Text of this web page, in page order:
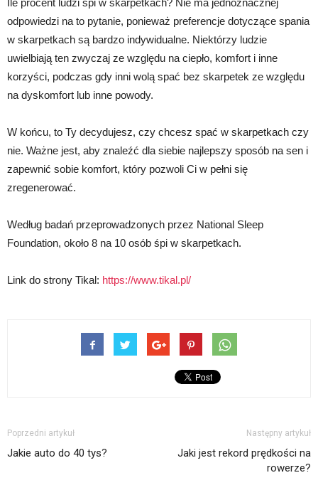
Ile procent ludzi śpi w skarpetkach? Nie ma jednoznacznej
odpowiedzi na to pytanie, ponieważ preferencje dotyczące spania
w skarpetkach są bardzo indywidualne. Niektórzy ludzie
uwielbiają ten zwyczaj ze względu na ciepło, komfort i inne
korzyści, podczas gdy inni wolą spać bez skarpetek ze względu
na dyskomfort lub inne powody.
W końcu, to Ty decydujesz, czy chcesz spać w skarpetkach czy
nie. Ważne jest, aby znaleźć dla siebie najlepszy sposób na sen i
zapewnić sobie komfort, który pozwoli Ci w pełni się
zregenerować.
Według badań przeprowadzonych przez National Sleep
Foundation, około 8 na 10 osób śpi w skarpetkach.
Link do strony Tikal: https://www.tikal.pl/
Poprzedni artykuł
Jakie auto do 40 tys?
Następny artykuł
Jaki jest rekord prędkości na
rowerze?